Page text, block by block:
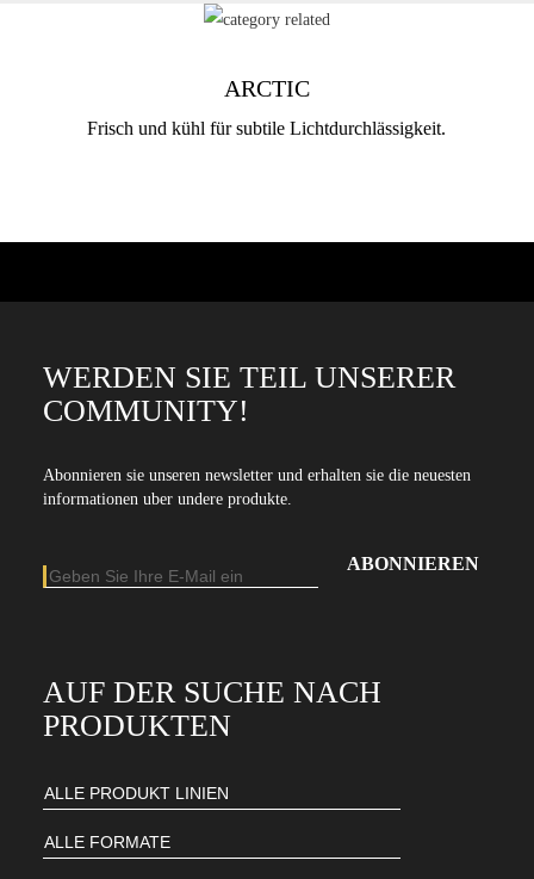
ARCTIC
Frisch und kühl für subtile Lichtdurchlässigkeit.
WERDEN SIE TEIL UNSERER
COMMUNITY!
Abonnieren sie unseren newsletter und erhalten sie die neuesten
informationen uber undere produkte.
AUF DER SUCHE NACH
PRODUKTEN